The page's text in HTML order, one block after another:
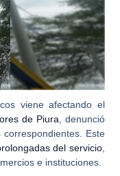
viene afectando el
de Piura , denunció
Este
del servicio,
e instituciones.